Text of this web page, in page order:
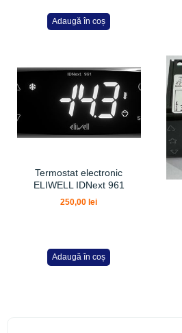
Adaugă în coș
Termostat electronic
ELIWELL IDNext 961
250,00lei
Adaugă în coș